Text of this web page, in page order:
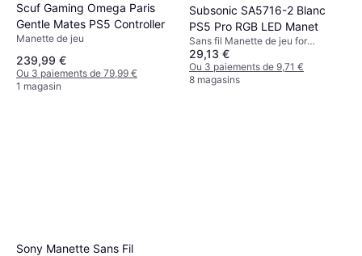
Scuf Gaming Omega Paris
Gentle Mates PS5 Controller
Manette de jeu
239,99 €
Ou 3 paiements de 79,99 €
1 magasin
Subsonic SA5716-2 Blanc
PS5 Pro RGB LED Manet
Sans fil Manette de jeu for
PlayStation 5
29,13 €
Ou 3 paiements de 9,71 €
8 magasins
Sony Manette Sans Fil